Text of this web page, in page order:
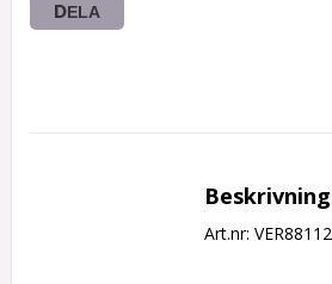
DELA
Beskrivning
Art.nr: VER88112